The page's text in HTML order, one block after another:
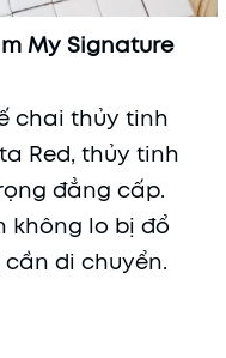
My Signature
chai thủy tinh
Red, thủy tinh
đẳng cấp.
không lo bị đổ
di chuyển.